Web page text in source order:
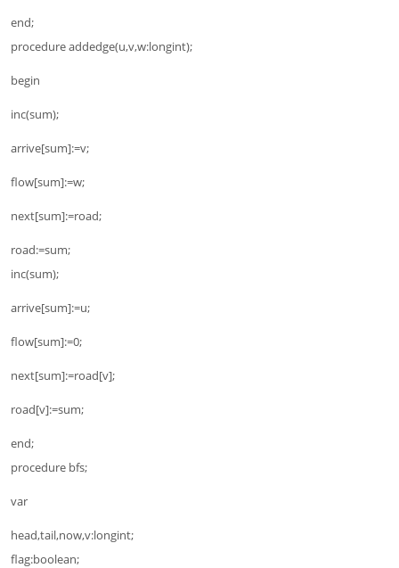
end;
procedure addedge(u,v,w:longint);
begin
inc(sum);
arrive[sum]:=v;
flow[sum]:=w;
next[sum]:=road;
road:=sum;
inc(sum);
arrive[sum]:=u;
flow[sum]:=0;
next[sum]:=road[v];
road[v]:=sum;
end;
procedure bfs;
var
head,tail,now,v:longint;
flag:boolean;